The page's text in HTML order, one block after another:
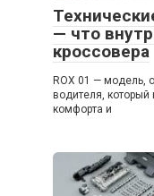
— что
кроссовера
ROX 01 — модель,
водителя, который
комфорта и